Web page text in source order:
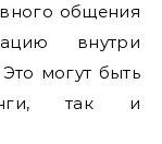
общения
внутри
могут быть
так и